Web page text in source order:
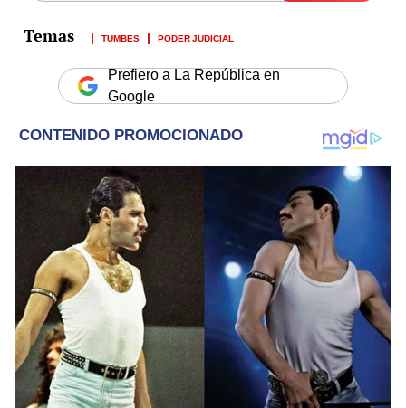
TUMBES PODER JUDICIAL
Prefiero a La República en
Google